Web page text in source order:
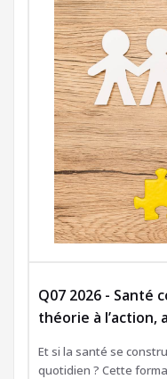
Q07 2026 - Santé
théorie à l’action,
Et si la santé se
quotidien ? Cette